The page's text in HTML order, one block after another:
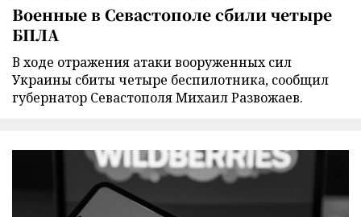
Военные в Севастополе сбили четыре
БПЛА
В ходе отражения атаки вооруженных сил
Украины сбиты четыре беспилотника, сообщил
губернатор Севастополя Михаил Развожаев.